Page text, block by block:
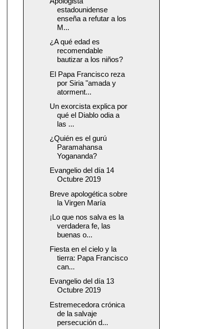
estadounidense
enseña a refutar a los
M...
¿A qué edad es
recomendable
bautizar a los niños?
El Papa Francisco reza
por Siria "amada y
atorment...
Un exorcista explica por
qué el Diablo odia a
las ...
¿Quién es el gurú
Paramahansa
Yogananda?
Evangelio del día 14
Octubre 2019
Breve apologética sobre
la Virgen María
¡Lo que nos salva es la
verdadera fe, las
buenas o...
Fiesta en el cielo y la
tierra: Papa Francisco
can...
Evangelio del día 13
Octubre 2019
Estremecedora crónica
de la salvaje
persecución d...